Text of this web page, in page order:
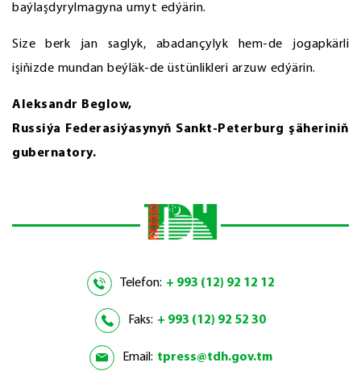
baýlaşdyrylmagyna umyt edýärin.
Size berk jan saglyk, abadançylyk hem-de jogapkärli
işiňizde mundan beýläk-de üstünlikleri arzuw edýärin.
Aleksandr Beglow,
Russiýa Federasiýasynyň Sankt-Peterburg şäheriniň
gubernatory.
Telefon: + 993 (12) 92 12 12
Faks: + 993 (12) 92 52 30
Email: tpress@tdh.gov.tm